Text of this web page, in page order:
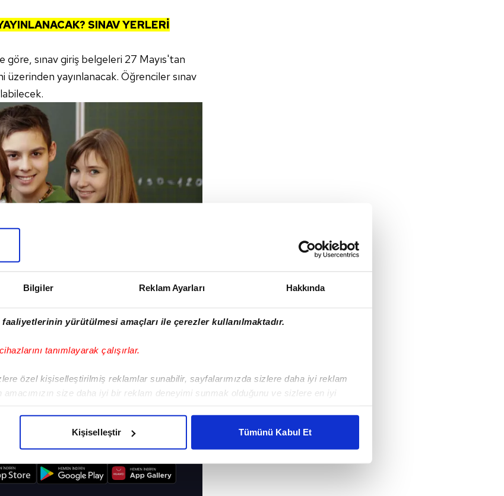
Bilgiler Reklam Ayarları Hakkında
yürütülmesi amaçları ile çerezler kullanılmaktadır.
tanımlayarak çalışırlar.
özel kişiselleştirilmiş reklamlar sunabilir, sayfalarımızda sizlere daha iyi reklam
size daha iyi bir reklam deneyimi sunmak olduğunu ve sizlere en iyi
izin vermedikleri takdirde, kullanıcılara hedefli reklamlar gösterilmeyecektir."
İnternet Sitemizde kendimize ve üçüncü kişilere ait çerezler kullanılmaktadır. Bu
işlenmekte olup gerekli olan çerezler bilgi toplumu hizmetlerinin sunulması
Kişiselleştir Tümünü Kabul Et
SINAV YERLERİ
göre, sınav giriş belgeleri 27 Mayıs'tan
yayınlanacak. Öğrenciler sınav
Geçiş Sistemi (LGS) Sınavı'nın bu yıl 5